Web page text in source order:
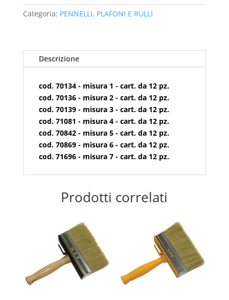
Categoria: PENNELLI, PLAFONI E RULLI
Descrizione
cod. 70134 - misura 1 - cart. da 12 pz.
cod. 70136 - misura 2 - cart. da 12 pz.
cod. 70139 - misura 3 - cart. da 12 pz.
cod. 71081 - misura 4 - cart. da 12 pz.
cod. 70842 - misura 5 - cart. da 12 pz.
cod. 70869 - misura 6 - cart. da 12 pz.
cod. 71696 - misura 7 - cart. da 12 pz.
Prodotti correlati